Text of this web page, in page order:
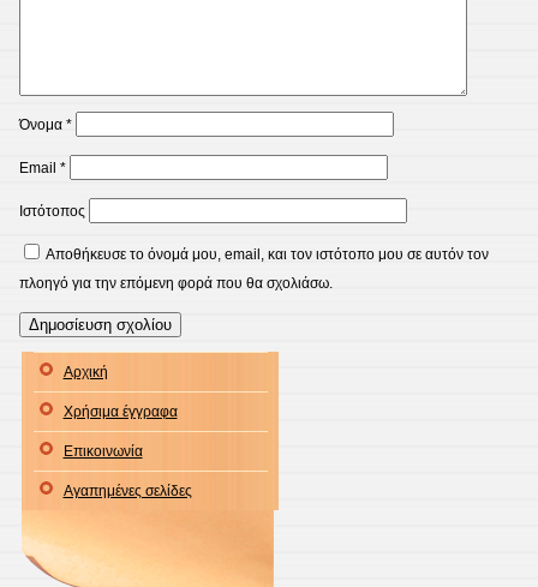
Όνομα *
Email *
Ιστότοπος
Αποθήκευσε το όνομά μου, email, και τον ιστότοπο μου σε αυτόν τον
πλοηγό για την επόμενη φορά που θα σχολιάσω.
Αρχική
Χρήσιμα έγγραφα
Επικοινωνία
Αγαπημένες σελίδες